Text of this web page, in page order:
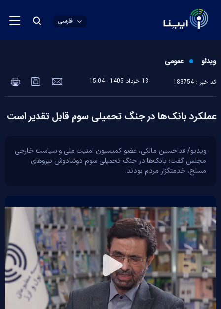
فارسی
ویدئو عمومی
کد خبر : 183754 13 خرداد 1405 - 15:04
عملکرد بانک‌ها در جنگ تحمیلی سوم قابل تقدیر است
ویدیو/ فداحسین مالکی، عضو کمیسیون امنیت ملی و سیاست خارجی
مجلس گفت: بانک‌ها در جنگ تحمیلی سوم دوشادوش نیرو‌های
مسلح، خدمتگزار مردم بودند.
Play
Video